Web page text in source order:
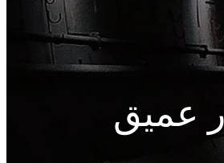
عمیق